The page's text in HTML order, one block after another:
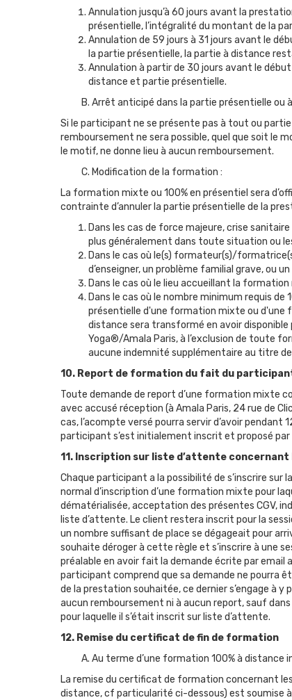
Annulation jusqu’à 60 jours avant la
présentielle, l’intégralité du montant de la
Annulation de 59 jours à 31 jours avant le
la partie présentielle, la partie à distance
Annulation à partir de 30 jours avant le
distance et partie présentielle.
B. Arrêt anticipé dans la partie présentielle ou
Si le participant ne se présente pas à tout ou
remboursement ne sera possible, quel que soit le
le motif, ne donne lieu à aucun remboursement.
C. Modification de la formation :
La formation mixte ou 100% en présentiel sera
contrainte d’annuler la partie présentielle de la
Dans les cas de force majeure, crise
plus généralement dans toute situation ou
Dans le cas où le(s) formateur(s)/
d’enseigner, un problème familial grave, ou
Dans le cas où le lieu accueillant la
Dans le cas où le nombre minimum requis
présentielle d'une formation mixte ou d'une
distance sera transformé en avoir disponible
Yoga®/Amala Paris, à l’exclusion de toute
aucune indemnité supplémentaire au titre
10. Report de formation du fait du
Toute demande de report d’une formation mixte
avec accusé réception (à Amala Paris, 24 rue de
cas, l’acompte versé pourra servir d’avoir
participant s’est initialement inscrit et proposé
11. Inscription sur liste d’attente
Chaque participant a la possibilité de s’inscrire
normal d’inscription d’une formation mixte pour
dématérialisée, acceptation des présentes CGV,
liste d’attente. Le client restera inscrit pour la
un nombre suffisant de place se dégageait pour
souhaite déroger à cette règle et s’inscrire à une
préalable en avoir fait la demande écrite par email
participant comprend que sa demande ne pourra
de la prestation souhaitée, ce dernier s’engage à
aucun remboursement ni à aucun report, sauf
pour laquelle il s’était inscrit sur liste d’attente.
12. Remise du certificat de fin de formation
A. Au terme d’une formation 100% à distance
La remise du certificat de formation concernant
distance, cf particularité ci-dessous) est soumise